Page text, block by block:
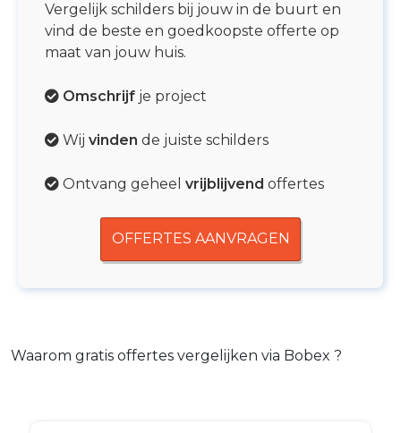
Vergelijk schilders bij jouw in de buurt en
vind de beste en goedkoopste offerte op
maat van jouw huis.
Omschrijf je project
Wij vinden de juiste schilders
Ontvang geheel vrijblijvend offertes
OFFERTES AANVRAGEN
Waarom gratis offertes vergelijken via Bobex ?